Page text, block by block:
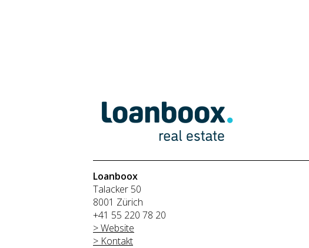
Loanboox
Talacker 50
8001 Zürich
+41 55 220 78 20
> Website
> Kontakt